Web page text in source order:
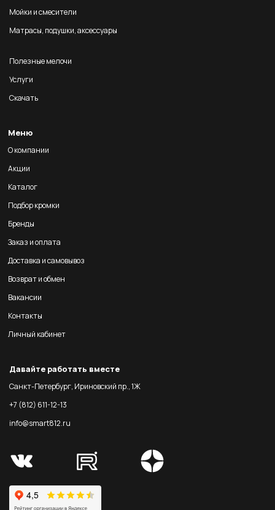
Мойки и смесители
Матрасы, подушки, аксессуары
Полезные мелочи
Услуги
Скачать
Меню
О компании
Акции
Каталог
Подбор кромки
Бренды
Заказ и оплата
Доставка и самовывоз
Возврат и обмен
Вакансии
Контакты
Личный кабинет
Давайте работать вместе
Санкт-Петербург, Ириновский пр., 1Ж
+7 (812) 611-12-13
info@smart812.ru